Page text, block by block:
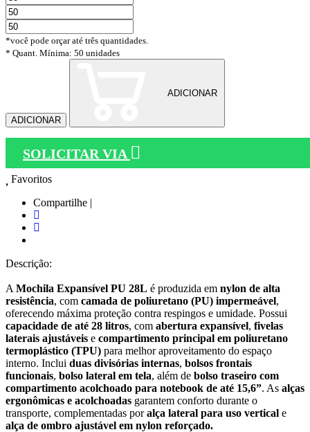
*você pode orçar até três quantidades.
* Quant. Mínima: 50 unidades
ADICIONAR
ADICIONAR
SOLICITAR VIA
Favoritos
Compartilhe |
Descrição:
A Mochila Expansível PU 28L é produzida em nylon de alta
resistência, com camada de poliuretano (PU) impermeável,
oferecendo máxima proteção contra respingos e umidade. Possui
capacidade de até 28 litros, com abertura expansível, fivelas
laterais ajustáveis e compartimento principal em poliuretano
termoplástico (TPU) para melhor aproveitamento do espaço
interno. Inclui duas divisórias internas, bolsos frontais
funcionais, bolso lateral em tela, além de bolso traseiro com
compartimento acolchoado para notebook de até 15,6”. As alças
ergonômicas e acolchoadas garantem conforto durante o
transporte, complementadas poralça lateral para uso vertical e
alça de ombro ajustável em nylon reforçado.